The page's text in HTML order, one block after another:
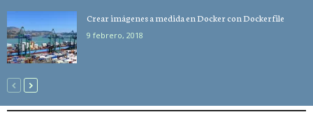
Crear imágenes a medida en Docker con Dockerfile
9 febrero, 2018